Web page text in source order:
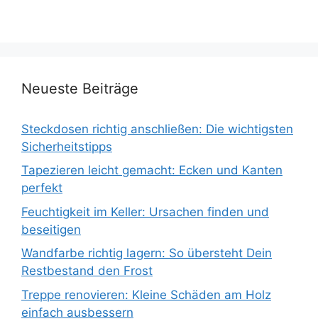
Neueste Beiträge
Steckdosen richtig anschließen: Die wichtigsten
Sicherheitstipps
Tapezieren leicht gemacht: Ecken und Kanten
perfekt
Feuchtigkeit im Keller: Ursachen finden und
beseitigen
Wandfarbe richtig lagern: So übersteht Dein
Restbestand den Frost
Treppe renovieren: Kleine Schäden am Holz
einfach ausbessern